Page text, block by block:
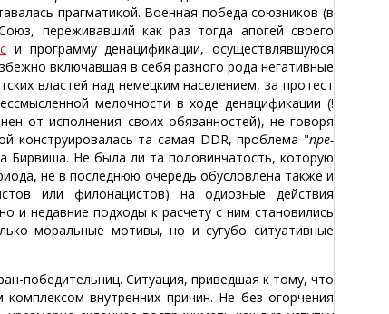
прагматикой. Военная победа союзников (в
переживавший как раз тогда апогей своего
и программу денацификации, осуществлявшуюся
включавшая в себя разного рода негативные
властей над немецким населением, за протест
мелочности в ходе денацификации (!
от исполнения своих обязанностей), не говоря
конструировалась та самая DDR, проблема "пре-
Бирвиша. Не была ли та половинчатость, которую
не в последнюю очередь обусловлена также и
или филонацистов) на одиозные действия
и недавние подходы к расчету с ним становились
моральные мотивы, но и сугубо ситуативные
победительниц. Ситуация, приведшая к тому, что
внутренних причин. Не без огорчения